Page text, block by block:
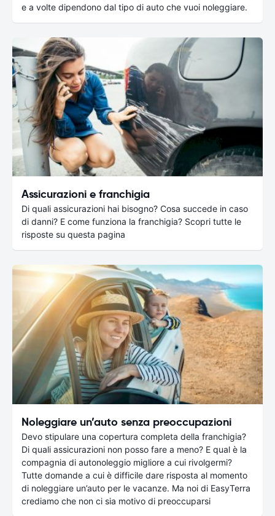
e a volte dipendono dal tipo di auto che vuoi noleggiare.
Assicurazioni e franchigia
Di quali assicurazioni hai bisogno? Cosa succede in caso
di danni? E come funziona la franchigia? Scopri tutte le
risposte su questa pagina
Noleggiare un’auto senza preoccupazioni
Devo stipulare una copertura completa della franchigia?
Di quali assicurazioni non posso fare a meno? E qual è la
compagnia di autonoleggio migliore a cui rivolgermi?
Tutte domande a cui è difficile dare risposta al momento
di noleggiare un’auto per le vacanze. Ma noi di EasyTerra
crediamo che non ci sia motivo di preoccuparsi